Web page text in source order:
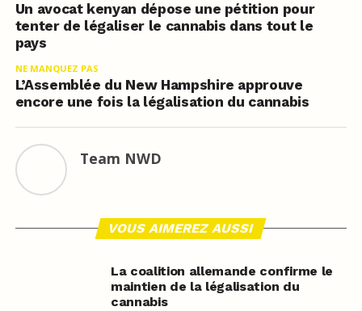
Un avocat kenyan dépose une pétition pour
tenter de légaliser le cannabis dans tout le
pays
NE MANQUEZ PAS
L’Assemblée du New Hampshire approuve
encore une fois la légalisation du cannabis
Team NWD
VOUS AIMEREZ AUSSI
La coalition allemande confirme le
maintien de la légalisation du
cannabis